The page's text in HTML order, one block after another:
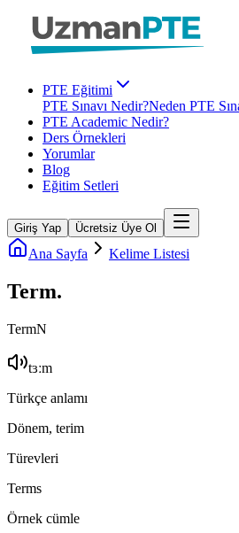
PTE Eğitimi
PTE Sınavı Nedir?Neden PTE
PTE Academic Nedir?
Ders Örnekleri
Yorumlar
Blog
Eğitim Setleri
Giriş Yap Ücretsiz Üye Ol
Ana Sayfa Kelime Listesi
Term.
TermN
tɜːm
Türkçe anlamı
Dönem, terim
Türevleri
Terms
Örnek cümle